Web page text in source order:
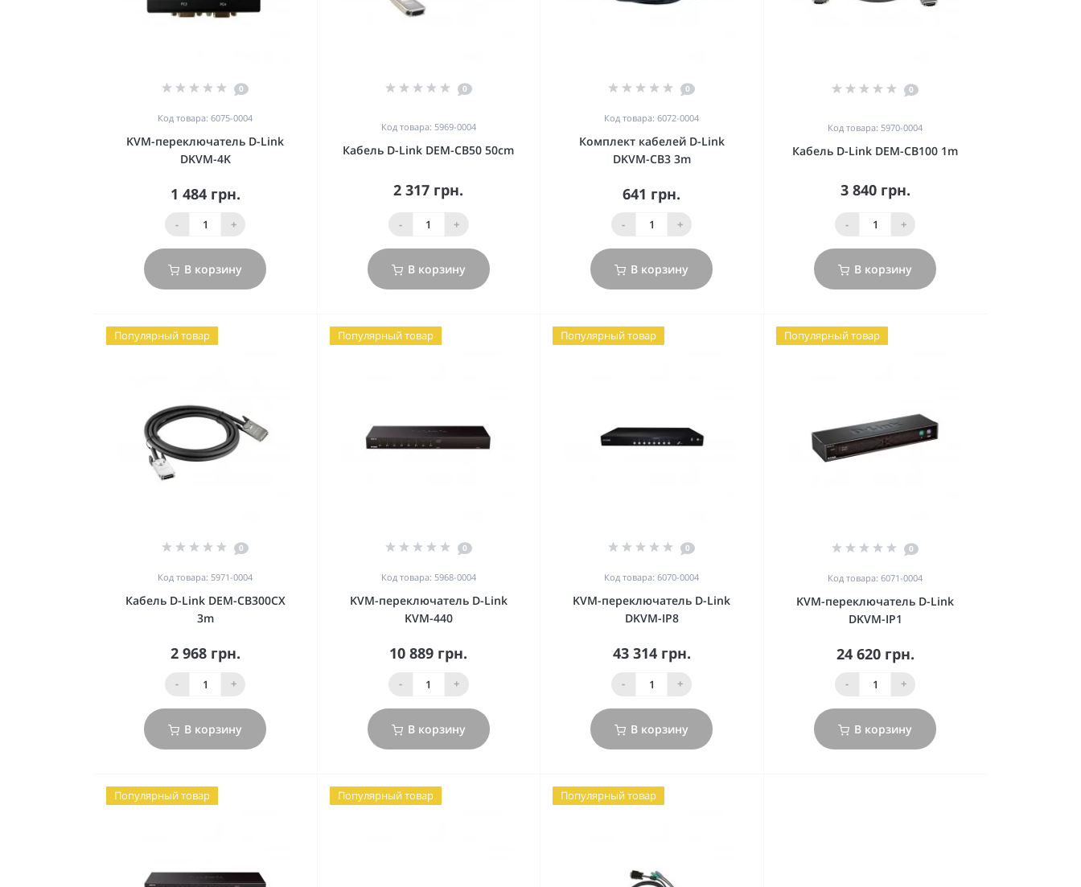
0
Код товара: 6075-0004
KVM-переключатель D-Link
DKVM-4K
1 484 грн.
- +
В корзину
0
Код товара: 5969-0004
Кабель D-Link DEM-CB50 50cm
2 317 грн.
- +
В корзину
0
Код товара: 6072-0004
Комплект кабелей D-Link
DKVM-CB3 3m
641 грн.
- +
В корзину
0
Код товара: 5970-0004
Кабель D-Link DEM-CB100 1m
3 840 грн.
- +
В корзину
Популярный товар
0
Код товара: 5971-0004
Кабель D-Link DEM-CB300CX
3m
2 968 грн.
- +
В корзину
Популярный товар
0
Код товара: 5968-0004
KVM-переключатель D-Link
KVM-440
10 889 грн.
- +
В корзину
Популярный товар
0
Код товара: 6070-0004
KVM-переключатель D-Link
DKVM-IP8
43 314 грн.
- +
В корзину
Популярный товар
0
Код товара: 6071-0004
KVM-переключатель D-Link
DKVM-IP1
24 620 грн.
- +
В корзину
Популярный товар Популярный товар Популярный товар